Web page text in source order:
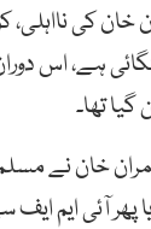
کی نااہلی،
ہے، اس دوران
تھا۔
خان نے
پھر آئی ایم